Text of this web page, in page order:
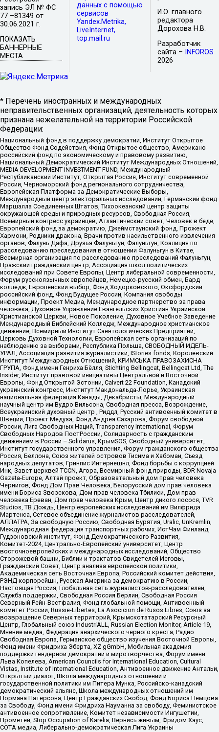
запись ЭЛ № ФС
77 –81349 от
30.06.2021 г.
ПОКАЗАТЬ
БАННЕРНЫЕ
МЕСТА
данных с помощью
сервисов
Yandex.Metrika,
LiveInternet,
top.mail.ru
И.О. главного
редактора
Дорохова Н.В.
Разработчик
сайта –
INFOROS
2026
* Перечень иностранных и международных
неправительственных организаций, деятельность которых
признана нежелательной на территории Российской
Федерации:
Национальный фонд в поддержку демократии, Институт Открытое
Общество Фонд Содействия, Фонд Открытое общество, Американо-
российский фонд по экономическому и правовому развитию,
Национальный Демократический Институт Международных Отношений,
MEDIA DEVELOPMENT INVESTMENT FUND, Международный
Республиканский Институт, Открытая Россия, Институт современной
России, Черноморский фонд регионального сотрудничества,
Европейская Платформа за Демократические Выборы,
Международный центр электоральных исследований, Германский фонд
Маршалла Соединенных Штатов, Тихоокеанский центр защиты
окружающей среды и природных ресурсов, Свободная Россия,
Всемирный конгресс украинцев, Атлантический совет, Человек в беде,
Европейский фонд за демократию, Джеймстаунский фонд, Прожект
Хармони, Родники дракона, Врачи против насильственного извлечения
органов, Фалунь Дафа, Друзья Фалуньгун, Фалуньгун, Коалиция по
расследованию преследования в отношении Фалуньгун в Китае,
Всемирная организация по расследованию преследований Фалуньгун,
Пражский гражданский центр, Ассоциация школ политических
исследований при Совете Европы, Центр либеральной современности,
Форум русскоязычных европейцев, Немецко-русский обмен, Бард
колледж, Европейский выбор, Фонд Ходорковского, Оксфордский
российский фонд, Фонд Будущее России, Компания свободы
информации, Проект Медиа, Международное партнерство за права
человека, Духовное Управление Евангельских Христиан Украинской
Христианской Церкви, Новое Поколение, Духовное Учебное Заведение
Международный Библейский Колледж, Международное христианское
движение, Всемирный Институт Саентологических Предприятий,
Церковь Духовной Технологии, Европейская сеть организаций по
наблюдению за выборами, Республика Польша, СВОБОДНЫЙ ИДЕЛЬ-
УРАЛ, Ассоциация развития журналистики, IStories fonds, Королевский
Институт Международных Отношений, КРИМСЬКА ПРАВОЗАХИСНА
ГРУПА, Фонд имени Генриха Бёлля, Stichting Bellingcat, Bellingcat Ltd, The
Insider, Институт правовой инициативы Центральной и Восточной
Европы, Фонд Открытой Эстонии, Calvert 22 Foundation, Канадский
украинский конгресс, Институт Макдональда-Лорье, Украинская
национальная федерация Канады, Декабристы, Международный
научный центр им Вудро Вильсона, Свободная пресса, Возрождение,
Всеукраинский духовный центр , Риддл, Русский антивоенный комитет в
Швеции, Проект Медуза, Фонд Андрея Сахарова, Форум свободной
России, Лига Свободных Наций, Transparеncy International, Форум
Свободных Народов ПостРоссии, Солидарность с гражданским
движением в России – Solidarus, КрымSOS, Свободный университет,
Институт государственного управления, Форум гражданского общества
Россия, Беллона, Союз жителей островов Тисима и Хабомаи, Съезд
народных депутатов, Гринпис Интернешнл, Фонд борьбы с коррупцией
Инк, Завет церквей TCCN, Агора, Всемирный фонд природы, BDR Novaja
Gazeta-Europe, Алтай проект, Образовательный дом прав человека
Чернигов, Фонд Дом Прав Человека, Белорусский дом прав человека
имени Бориса Звозскова, Дом прав человека Тбилиси, Дом прав
человека Ереван, Дом прав человека Крым, Центр дикого лосося, TVR
Studios, ТВ Дождь, Центр европейских исследований им Вилфрида
Мартенса, Сетевое объединение журналистов расследователей,
АЛЛАТРА, За свободную Россию, Свободная Бурятия, Uralic, UnKremlin,
Международная федерация транспортных рабочих, ИстЧам Финланд,
Гудзоновский институт, Фонд Демократического Развития,
Комитет-2024, Центрально-Европейский университет, Центр
восточноевропейских и международных исследований, Общество
Сторожевой башни, Библии и трактатов Свидетелей Иеговы,
Гражданский Совет, Центр анализа европейской политики,
Академическая сеть Восточная Европа, Российский комитет действия,
РЭНД корпорейшн, Русская Америка за демократию в России,
Настоящая Россия, Глобальная сеть журналистов-расследователей,
Служба поддержки, Свободная Россия Берлин, Свободная Россия
Северный Рейн-Вестфалия, Фонд глобальной помощи, Антивоенный
комитет России, Russie-Libertes, La Asocicion de Rusos Libres, Союз за
возвращение Северных территорий, Крымскотатарский Ресурсный
Центр, Глобальный союз IndustriALL, Russian Election Monitor, Article 19,
Мнение медиа, Федерация анархического черного креста, Радио
Свободная Европа, Германское общество изучения Восточной Европы,
Фонд имени Фридриха Эберта, XZ gGmbH, Мобильная академия
поддержки гендерной демократии и миротворчества, Форум имени
Льва Копелева, American Councils for International Education, Cultural
Vistas, Institute of International Education, Антивоенное движение Антальи,
Открытый диалог, Школа международных отношений и
государственной политики им Питера Мунка, Российско-канадский
демократический альянс, Школа международных отношений им
Нормана Патерсона, Центр Гражданских Свобод, Фонд Бориса Немцова
за Свободу, Фонд имени Фридриха Науманна за свободу, Феминистское
антивоенное сопротивление, Комитет независимости Ингушетии,
Прометей, Stop Occupation of Karelia, Вернись живым, Фридом Хаус,
СОТА медиа, Либерально-демократическая Лига Украины